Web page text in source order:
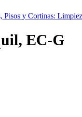
Pisos y Cortinas:
EC-G